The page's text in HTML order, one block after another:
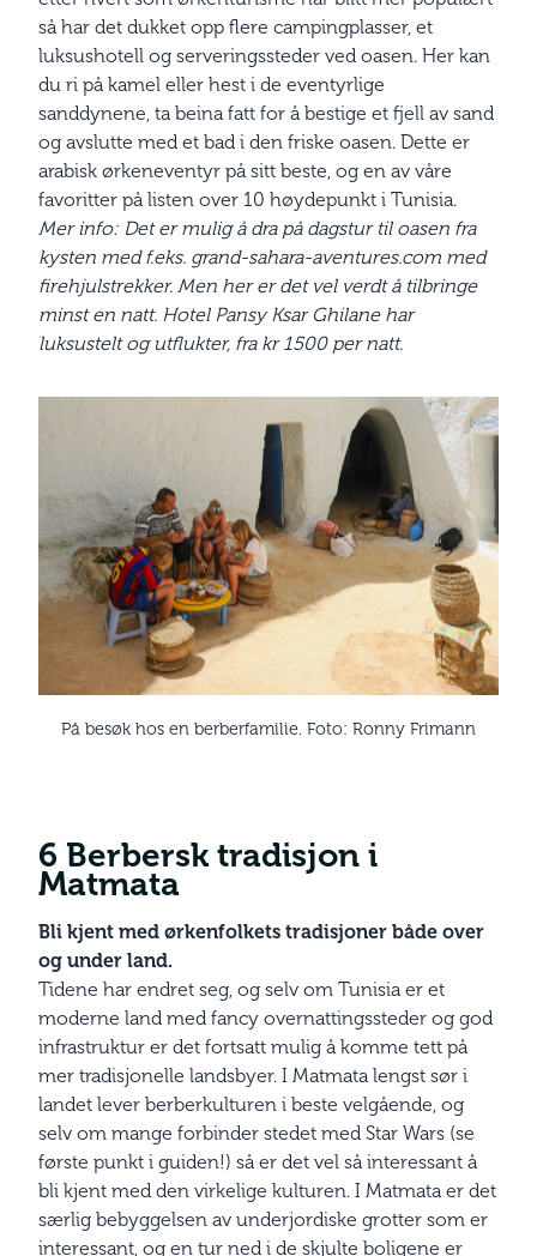
så har det dukket opp flere campingplasser, et
luksushotell og serveringssteder ved oasen. Her kan
du ri på kamel eller hest i de eventyrlige
sanddynene, ta beina fatt for å bestige et fjell av sand
og avslutte med et bad i den friske oasen. Dette er
arabisk ørkeneventyr på sitt beste, og en av våre
favoritter på listen over 10 høydepunkt i Tunisia.
Mer info: Det er mulig å dra på dagstur til oasen fra
kysten med f.eks. grand-sahara-aventures.com med
firehjulstrekker. Men her er det vel verdt å tilbringe
minst en natt. Hotel Pansy Ksar Ghilane har
luksustelt og utflukter, fra kr 1500 per natt.
På besøk hos en berberfamilie. Foto: Ronny Frimann
6 Berbersk tradisjon i
Matmata
Bli kjent med ørken­folkets tradisjoner både over
og under land.
Tidene har endret seg, og selv om Tunisia er et
moderne land med fancy overnattingssteder og god
infrastruktur er det fortsatt mulig å komme tett på
mer tradisjonelle landsbyer. I Matmata lengst sør i
landet lever berberkulturen i beste velgående, og
selv om mange forbinder stedet med Star Wars (se
første punkt i guiden!) så er det vel så interessant å
bli kjent med den virkelige kulturen. I Matmata er det
særlig bebyggelsen av underjordiske grotter som er
interessant, og en tur ned i de skjulte boligene er